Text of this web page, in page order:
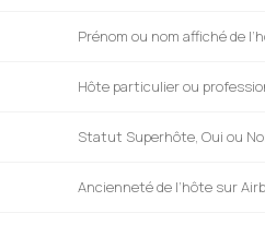
Prénom ou nom affiché de
Hôte particulier ou
Statut Superhôte, Oui ou
Ancienneté de l’hôte sur